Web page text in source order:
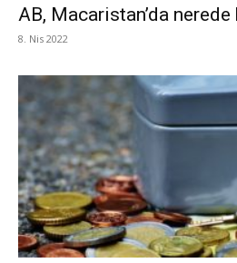
AB, Macaristan’da nerede
8. Nis 2022